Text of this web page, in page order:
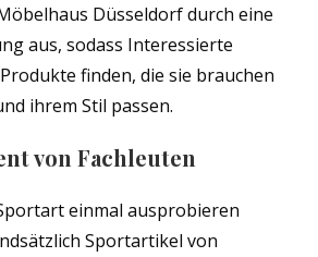
Düsseldorf durch eine
aus, sodass Interessierte
finden, die sie brauchen
ihrem Stil passen.
von Fachleuten
einmal ausprobieren
Sportartikel von